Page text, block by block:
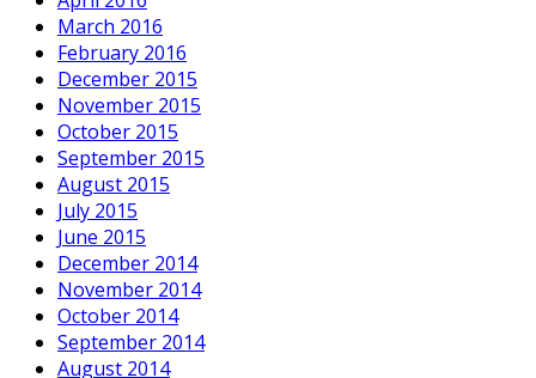
March 2016
February 2016
December 2015
November 2015
October 2015
September 2015
August 2015
July 2015
June 2015
December 2014
November 2014
October 2014
September 2014
August 2014